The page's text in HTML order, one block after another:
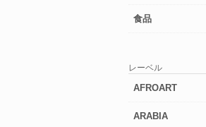
食品
レーベル
AFROART
ARABIA